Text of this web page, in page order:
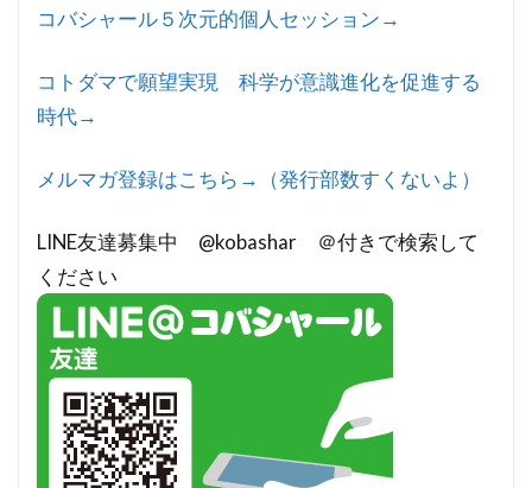
コバシャール５次元的個人セッション→
コトダマで願望実現 科学が意識進化を促進する
時代→
メルマガ登録はこちら→（発行部数すくないよ）
LINE友達募集中 @kobashar ＠付きで検索して
ください